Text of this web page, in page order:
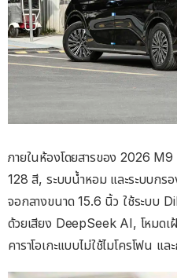
ภายในห้องโดยสารของ 2026 M9
128 สี, ระบบน้ำหอม และระบบกร
จอกลางขนาด 15.6 นิ้ว ใช้ระบบ
ด้วยเสียง DeepSeek AI, โหมดเ
คาราโอเกะแบบไม่ใช้ไมโครโฟน